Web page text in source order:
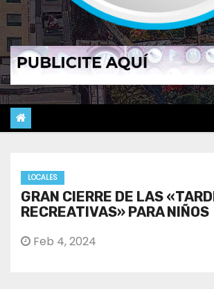
LOCALES
GRAN CIERRE DE LAS
RECREATIVAS» PARA NIÑOS
Feb 4, 2024